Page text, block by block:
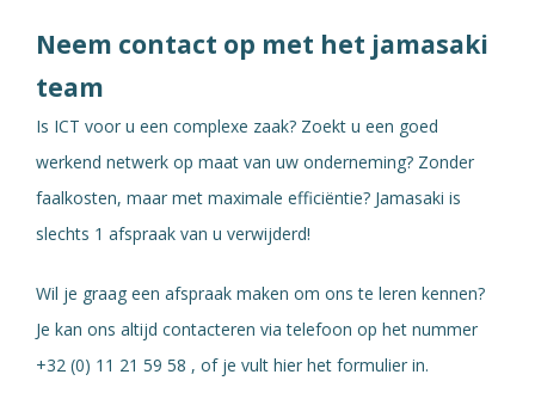
Neem contact op met het jamasaki
team
Is ICT voor u een complexe zaak? Zoekt u een goed
werkend netwerk op maat van uw onderneming? Zonder
faalkosten, maar met maximale efficiëntie? Jamasaki is
slechts 1 afspraak van u verwijderd!
Wil je graag een afspraak maken om ons te leren kennen?
Je kan ons altijd contacteren via telefoon op het nummer
+32 (0) 11 21 59 58 , of je vult hier het formulier in.